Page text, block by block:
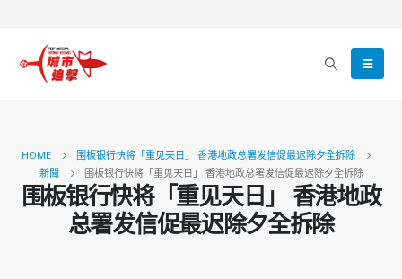
HOME
围板银行快将「重见天日」 香港地政总署发信促最迟除夕全拆除
新聞
围板银行快将「重见天日」 香港地政总署发信促最迟除夕全拆除
围板银行快将「重见天日」 香港地政
总署发信促最迟除夕全拆除